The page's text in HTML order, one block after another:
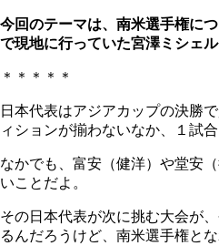
今回のテーマは、南米選手権に
で現地に行っていた宮澤ミシェ
＊＊＊＊＊
日本代表はアジアカップの決勝
ィションが揃わないなか、１試
なかでも、富安（健洋）や堂安
いことだよ。
その日本代表が次に挑む大会が
るんだろうけど、南米選手権と